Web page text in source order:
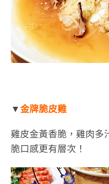
▼金牌脆皮雞
雞皮金黃香脆，雞肉多
脆口感更有層次！